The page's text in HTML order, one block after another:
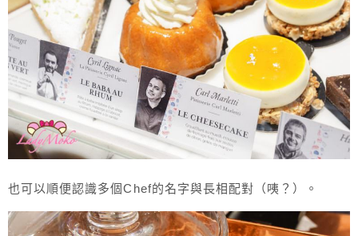
也可以順便認識多個Chef的名字與長相配對（咦？）。